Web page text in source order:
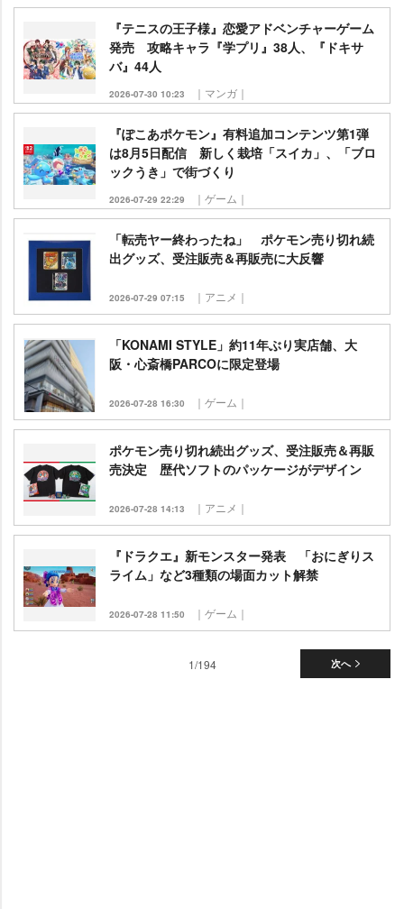
『テニスの王子様』恋愛アドベンチャーゲーム
発売 攻略キャラ『学プリ』38人、『ドキサ
バ』44人
2026-07-30 10:23 ｜マンガ｜
『ぽこあポケモン』有料追加コンテンツ第1弾
は8月5日配信 新しく栽培「スイカ」、「ブロ
ックうき」で街づくり
2026-07-29 22:29 ｜ゲーム｜
「転売ヤー終わったね」 ポケモン売り切れ続
出グッズ、受注販売＆再販売に大反響
2026-07-29 07:15 ｜アニメ｜
「KONAMI STYLE」約11年ぶり実店舗、大
阪・心斎橋PARCOに限定登場
2026-07-28 16:30 ｜ゲーム｜
ポケモン売り切れ続出グッズ、受注販売＆再販
売決定 歴代ソフトのパッケージがデザイン
2026-07-28 14:13 ｜アニメ｜
『ドラクエ』新モンスター発表 「おにぎりス
ライム」など3種類の場面カット解禁
2026-07-28 11:50 ｜ゲーム｜
次へ
1/194